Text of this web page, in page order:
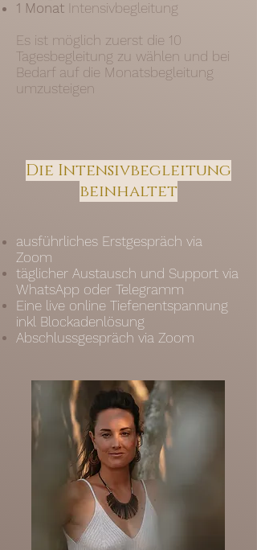
1 Monat Intensivbegleitung
Es ist möglich zuerst die 10
Tagesbegleitung zu wählen und bei
Bedarf auf die Monatsbegleitung
umzusteigen
Die Intensivbegleitung
beinhaltet
ausführliches Erstgespräch via
Zoom
täglicher Austausch und Support via
WhatsApp oder Telegramm
Eine live online Tiefenentspannung
inkl Blockadenlösung
Abschlussgespräch via Zoom